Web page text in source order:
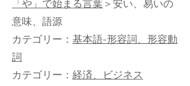
「や」で始まる言葉＞安い、易いの
意味、語源
カテゴリー： 基本語-形容詞、形容動
詞
カテゴリー： 経済、ビジネス